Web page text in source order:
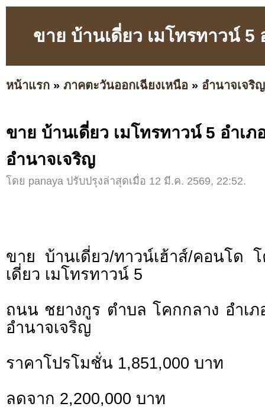
ขาย บ้านเดี่ยว เมโทรทาวน์
หน้าแรก » ภาคตะวันออกเฉียงเหนือ » อำนาจเจริญ
ขาย บ้านเดี่ยว เมโทรทาวน์ 5 อำเ
อำนาจเจริญ
โดย panaya ปรับปรุงล่าสุดเมื่อ 12 มี.ค. 2569, 22:52.
ขาย บ้านเดี่ยว/ทาวน์เฮ้าส์/คอนโด
เดี่ยว เมโทรทาวน์ 5
ถนน ชยางกูร ตำบล โคกกลาง อำเ
อำนาจเจริญ
ราคาโปรโมชั่น 1,851,000 บาท
ลดจาก 2,200,000 บาท